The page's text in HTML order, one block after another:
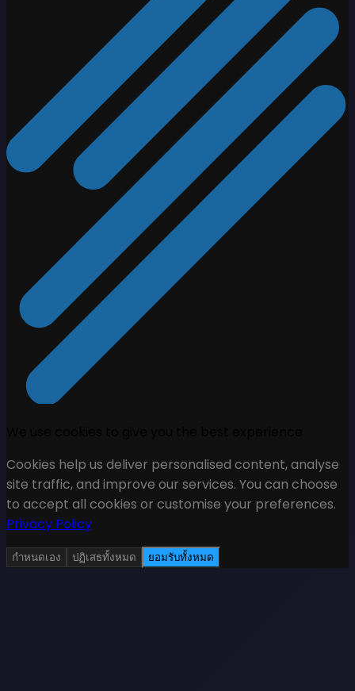
Cookies help us deliver personalised content, analyse
site traffic, and improve our services. You can choose
to accept all cookies or customise your preferences.
Privacy Policy
กำหนดเอง ปฏิเสธทั้งหมด ยอมรับทั้งหมด